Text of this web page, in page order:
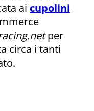
ai cupolini
per
circa i tanti